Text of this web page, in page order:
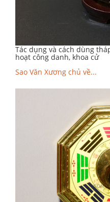
Tác dụng và cách dùng
hoạt công danh, khoa cử
Sao Văn Xương chủ về...